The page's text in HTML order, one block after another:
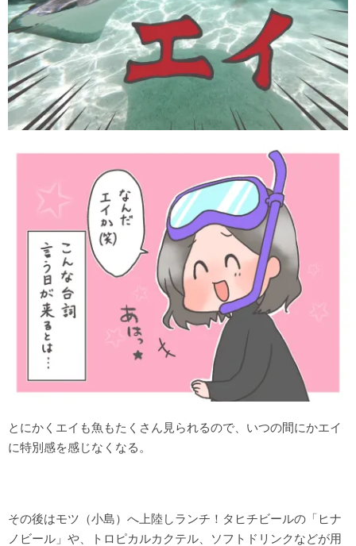
とにかくエイも魚もたくさん見られるので、いつの間にかエイ
に特別感を感じなくなる。
その後はモツ（小島）へ上陸しランチ！タヒチビールの「ヒナ
ノビール」や、トロピカルカクテル、ソフトドリンクなどが用